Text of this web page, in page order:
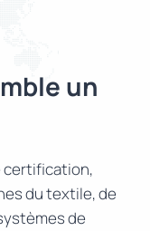
un
certification,
du textile, de
de